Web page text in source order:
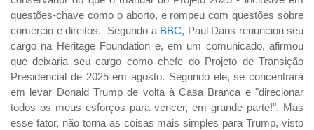
questões-chave como o aborto, e rompeu com questões sobre
comércio e direitos. Segundo a BBC, Paul Dans renunciou seu
cargo na Heritage Foundation e, em um comunicado, afirmou
que deixaria seu cargo como chefe do Projeto de Transição
Presidencial de 2025 em agosto. Segundo ele, se concentrará
em levar Donald Trump de volta à Casa Branca e "direcionar
todos os meus esforços para vencer, em grande parte!". Mas
esse fator, não torna as coisas mais simples para Trump, visto